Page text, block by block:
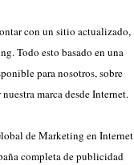
con un sitio actualizado,
Todo esto basado en una
para nosotros, sobre
marca desde Internet.
de Marketing en Internet
completa de publicidad